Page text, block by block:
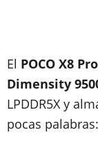
El POCO X8
Dimensity
LPDDR5X y
pocas